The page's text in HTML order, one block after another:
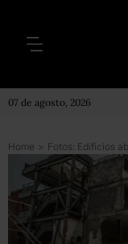
07 de agosto, 2026
Home >